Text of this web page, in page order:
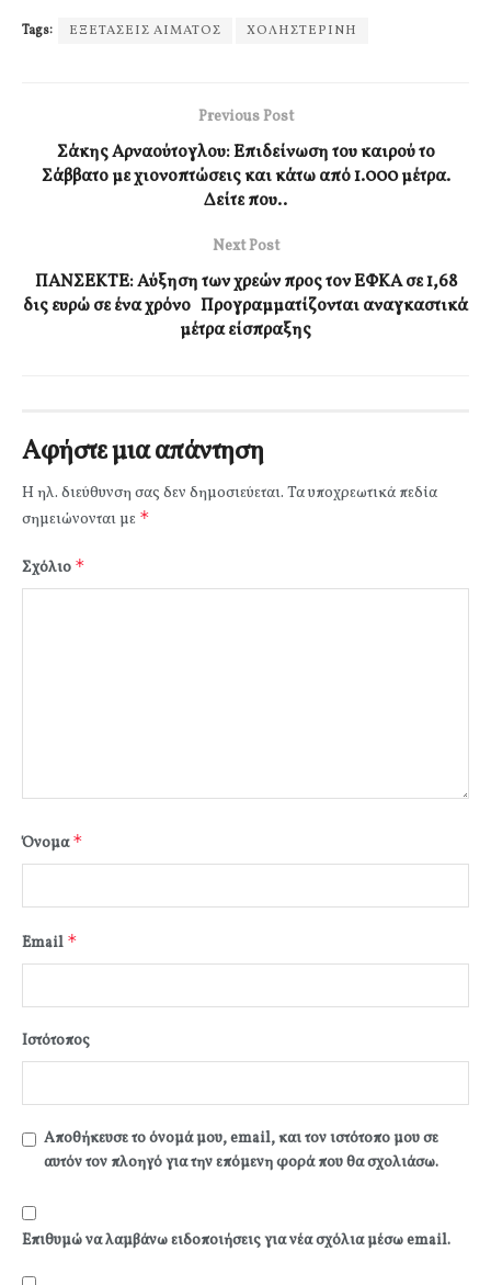
Tags: ΕΞΕΤΑΣΕΙΣ ΑΙΜΑΤΟΣ ΧΟΛΗΣΤΕΡΙΝΗ
Previous Post
Σάκης Αρναούτογλου: Επιδείνωση του καιρού το
Σάββατο με χιονοπτώσεις και κάτω από 1.000 μέτρα.
Δείτε που..
Next Post
ΠΑΝΣΕΚΤΕ: Αύξηση των χρεών προς τον ΕΦΚΑ σε 1,68
δις ευρώ σε ένα χρόνο Προγραμματίζονται αναγκαστικά
μέτρα είσπραξης
Αφήστε μια απάντηση
Η ηλ. διεύθυνση σας δεν δημοσιεύεται. Τα υποχρεωτικά πεδία
σημειώνονται με *
Σχόλιο *
Όνομα*
Email *
Ιστότοπος
Αποθήκευσε το όνομά μου, email, και τον ιστότοπο μου σε
αυτόν τον πλοηγό για την επόμενη φορά που θα σχολιάσω.
Επιθυμώ να λαμβάνω ειδοποιήσεις για νέα σχόλια μέσω email.